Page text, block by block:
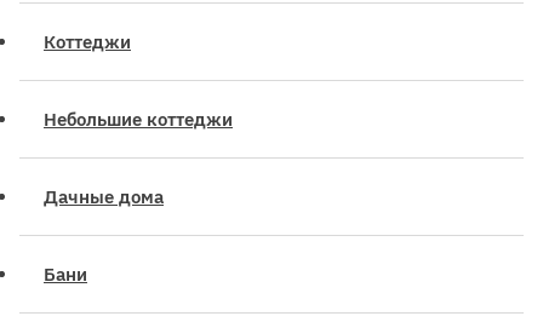
Коттеджи
Небольшие коттеджи
Дачные дома
Бани